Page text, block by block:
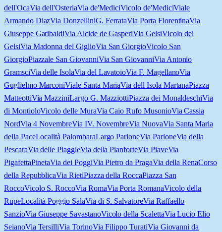
dell'OcaVia dell'OsteriaVia de'MediciVicolo de'MediciViale
Armando DiazVia DonzelliniG. FerrataVia Porta FiorentinaVia
Giuseppe GaribaldiVia Alcide de GasperiVia GelsiVicolo dei
GelsiVia Madonna del GiglioVia San GiorgioVicolo San
GiorgioPiazzale San GiovanniVia San GiovanniVia Antonio
GramsciVia delle IsolaVia del LavatoioVia F. MagellanoVia
Guglielmo MarconiViale Santa MariaVia dell Isola MartanaPiazza
MatteottiVia MazziniLargo G. MazziottiPiazza dei MonaldeschiVia
di MontioloVicolo delle MuraVia Caio Rufo MusonioVia Cassia
NordVia 4 NovembreVia IV. NovembreVia NuovaVia Santa Maria
della PaceLocalità PalombaraLargo ParioneVia ParioneVia della
PescaraVia delle PiaggieVia della PianforteVia PiaveVia
PigafettaPinetaVia dei PoggiVia Pietro da PragaVia della RenaCorso
della RepubblicaVia RietiPiazza della RoccaPiazza San
RoccoVicolo S. RoccoVia RomaVia Porta RomanaVicolo della
RupeLocalità Poggio SalaVia di S. SalvatoreVia Raffaello
SanzioVia Giuseppe SavastanoVicolo della ScalettaVia Lucio Elio
SeianoVia TersilliVia TorinoVia Filippo TuratiVia Giovanni da